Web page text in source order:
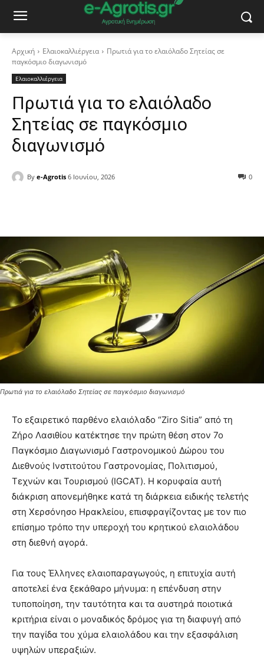
Αρχική Ελαιοκαλλιέργεια
Πρωτιά για το ελαιόλαδο Σητείας σε
παγκόσμιο διαγωνισμό
Ελαιοκαλλιέργεια
Πρωτιά για το ελαιόλαδο
Σητείας σε παγκόσμιο
διαγωνισμό
By e-Agrotis 6 Ιουνίου, 2026 0
Πρωτιά για το ελαιόλαδο Σητείας σε παγκόσμιο διαγωνισμό
Το εξαιρετικό παρθένο ελαιόλαδο “Ziro Sitia” από τη
Ζήρο Λασιθίου κατέκτησε την πρώτη θέση στον 7ο
Παγκόσμιο Διαγωνισμό Γαστρονομικού Δώρου του
Διεθνούς Ινστιτούτου Γαστρονομίας, Πολιτισμού,
Τεχνών και Τουρισμού (IGCAT). Η κορυφαία αυτή
διάκριση απονεμήθηκε κατά τη διάρκεια ειδικής τελετής
στη Χερσόνησο Ηρακλείου, επισφραγίζοντας με τον πιο
επίσημο τρόπο την υπεροχή του κρητικού ελαιολάδου
στη διεθνή αγορά.
Για τους Έλληνες ελαιοπαραγωγούς, η επιτυχία αυτή
αποτελεί ένα ξεκάθαρο μήνυμα: η επένδυση στην
τυποποίηση, την ταυτότητα και τα αυστηρά ποιοτικά
κριτήρια είναι ο μοναδικός δρόμος για τη διαφυγή από
την παγίδα του χύμα ελαιολάδου και την εξασφάλιση
υψηλών υπεραξιών.